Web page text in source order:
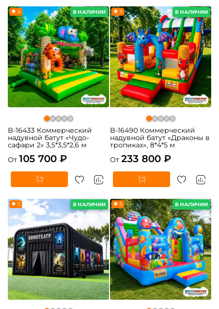
В НАЛИЧИИ
4
B-16433 Коммерческий
надувной батут «Чудо-
сафари 2» 3,5*3,5*2,6 м
От 105 700 ₽
В НАЛИЧИИ
5
B-16490 Коммерческий
надувной батут «Драконы в
тропиках», 8*4*5 м
От 233 800 ₽
В НАЛИЧИИ
5 В НАЛИЧИИ
5